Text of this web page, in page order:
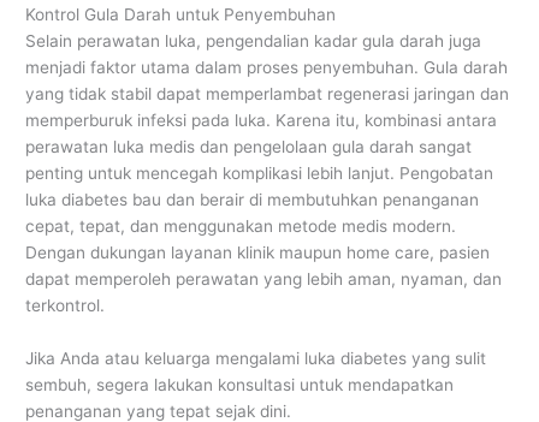
Kontrol Gula Darah untuk Penyembuhan
Selain perawatan luka, pengendalian kadar gula darah juga
menjadi faktor utama dalam proses penyembuhan. Gula darah
yang tidak stabil dapat memperlambat regenerasi jaringan dan
memperburuk infeksi pada luka. Karena itu, kombinasi antara
perawatan luka medis dan pengelolaan gula darah sangat
penting untuk mencegah komplikasi lebih lanjut. Pengobatan
luka diabetes bau dan berair di membutuhkan penanganan
cepat, tepat, dan menggunakan metode medis modern.
Dengan dukungan layanan klinik maupun home care, pasien
dapat memperoleh perawatan yang lebih aman, nyaman, dan
terkontrol.
Jika Anda atau keluarga mengalami luka diabetes yang sulit
sembuh, segera lakukan konsultasi untuk mendapatkan
penanganan yang tepat sejak dini.